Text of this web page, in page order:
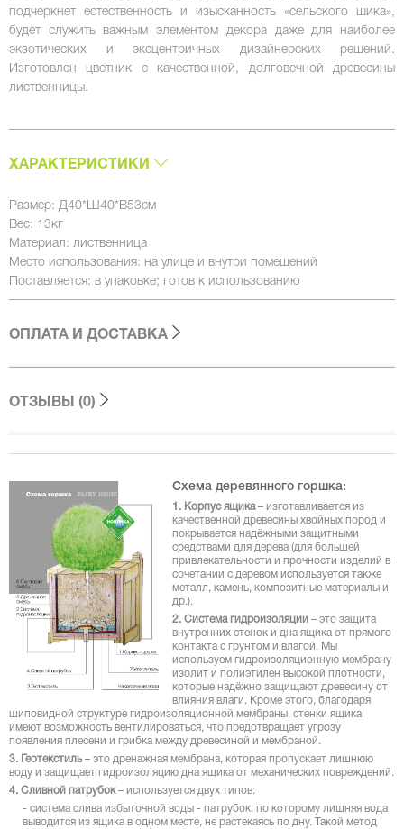
подчеркнет естественность и изысканность «сельского шика»,
будет служить важным элементом декора даже для наиболее
экзотических и эксцентричных дизайнерских решений.
Изготовлен цветник с качественной, долговечной древесины
лиственницы.
ХАРАКТЕРИСТИКИ
Размер: Д40*Ш40*В53см
Вес: 13кг
Материал: лиственница
Место использования: на улице и внутри помещений
Поставляется: в упаковке; готов к использованию
ОПЛАТА И ДОСТАВКА
ОТЗЫВЫ (0)
Схема деревянного горшка:
1. Корпус ящика– изготавливается из
качественной древесины хвойных пород и
покрывается надёжными защитными
средствами для дерева (для большей
привлекательности и прочности изделий в
сочетании с деревом используется также
металл, камень, композитные материалы и
др.).
2. Система гидроизоляции – это защита
внутренних стенок и дна ящика от прямого
контакта с грунтом и влагой. Мы
используем гидроизоляционную мембрану
изолит и полиэтилен высокой плотности,
которые надёжно защищают древесину от
влияния влаги. Кроме этого, благодаря
шиповидной структуре гидроизоляционной мембраны, стенки ящика
имеют возможность вентилироваться, что предотвращает угрозу
появления плесени и грибка между древесиной и мембраной.
3. Геотекстиль– это дренажная мембрана, которая пропускает лишнюю
воду и защищает гидроизоляцию дна ящика от механических повреждений.
4. Сливной патрубок– используется двух типов:
- система слива избыточной воды - патрубок, по которому лишняя вода
выводится из ящика в одном месте, не растекаясь по дну. Такой метод